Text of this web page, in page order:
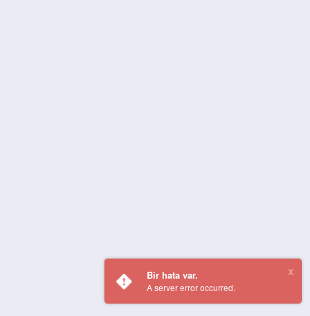
Bir hata var.
A server error occurred.